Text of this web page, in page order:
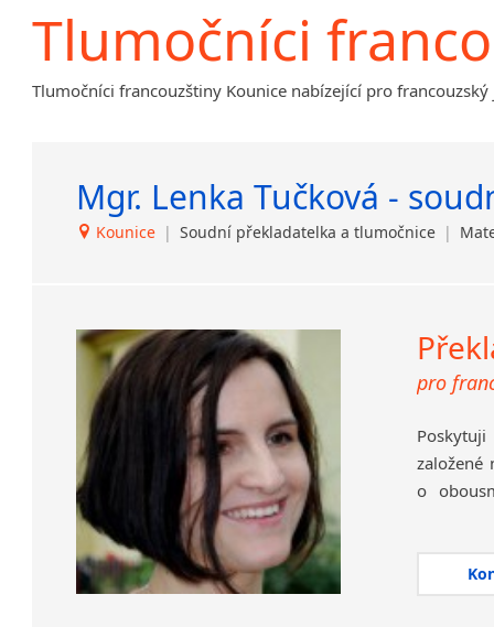
Dačice
Kounice
Tlumočníci
Tlumočníci francouzštiny Kounice nabízející pro
Mgr. Lenka Tučková -
Kounice | Soudní překladatelka a tlumočnice |
pro
Poskytuji
založené
o